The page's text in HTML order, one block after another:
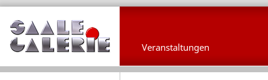
Veranstaltungen